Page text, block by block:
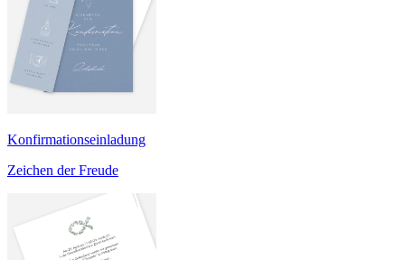
Konfirmationseinladung
Zeichen der Freude